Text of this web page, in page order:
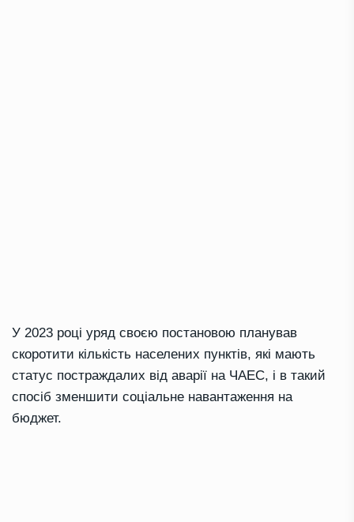
У 2023 році уряд своєю постановою планував
скоротити кількість населених пунктів, які мають
статус постраждалих від аварії на ЧАЕС, і в такий
спосіб зменшити соціальне навантаження на
бюджет.